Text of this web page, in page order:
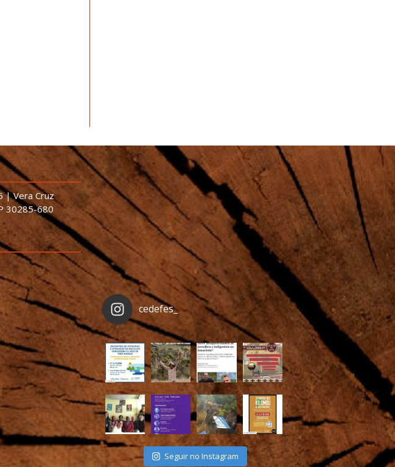
| Vera Cruz
30285-680
cedefes_
Seguir no Instagram